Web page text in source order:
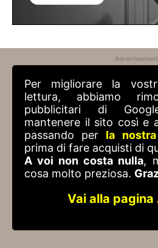
Advertisement
Per migliorare la
lettura, abbiamo
pubblicitari di
mantenere il sito così e
passando per la
prima di fare acquisti di
A voi non costa nulla,
cosa molto preziosa.
Vai alla pagina